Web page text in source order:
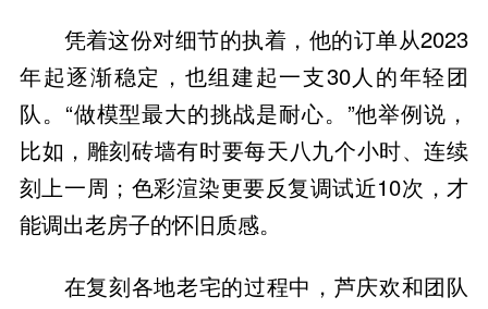
凭着这份对细节的执着，他的订单从2023
年起逐渐稳定，也组建起一支30人的年轻团
队。“做模型最大的挑战是耐心。”他举例说，
比如，雕刻砖墙有时要每天八九个小时、连续
刻上一周；色彩渲染更要反复调试近10次，才
能调出老房子的怀旧质感。
在复刻各地老宅的过程中，芦庆欢和团队